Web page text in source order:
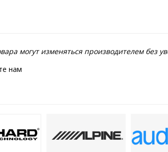
могут изменяться производителем без
нам